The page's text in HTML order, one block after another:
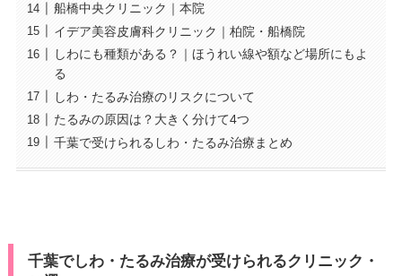
船橋中央クリニック｜本院
イデア美容皮膚科クリニック｜柏院・船橋院
しわにも種類がある？｜ほうれい線や額など場所にもよ
る
しわ・たるみ治療のリスクについて
たるみの原因は？大きく分けて4つ
千葉で受けられるしわ・たるみ治療まとめ
千葉でしわ・たるみ治療が受けられるクリニック・